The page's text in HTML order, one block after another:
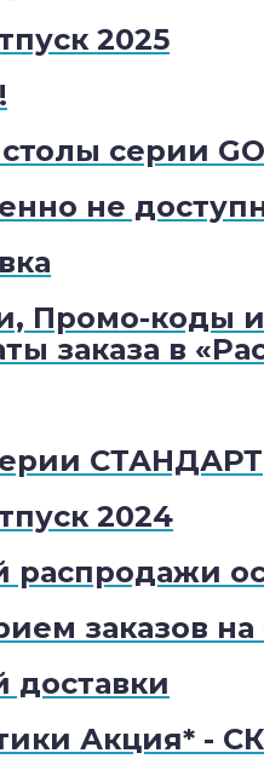
2025
серии
не
Промо-коды
заказа в
СТАНДАРТ
2024
заказов
доставки
Акция* -